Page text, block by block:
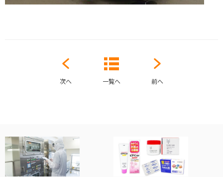
一覧へ
次へ 前へ